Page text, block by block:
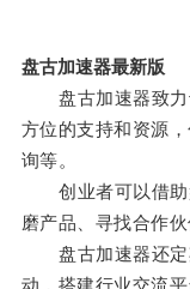
盘古加速器最新版
盘古加速器致力
方位的支持和资源
询等。
创业者可以借助
磨产品、寻找合作
盘古加速器还定